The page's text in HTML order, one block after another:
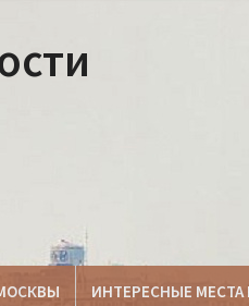
ИНТЕРЕСНЫЕ